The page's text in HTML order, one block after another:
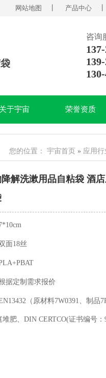
网站地图 产品中心
咨询
关于宇宙 荣誉资质
您的位置： 宇宙首页 » 应用行
解洗漱用品自粘袋 酒
面18丝
据定制需求报价
（原材料7W0391、制品
肥、DIN CERTCO(证书编号：